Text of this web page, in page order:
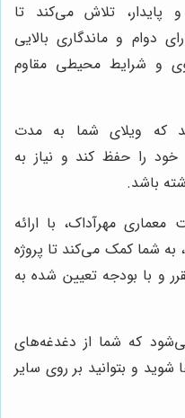
پایدار، تلاش می‌کند تا
دوام و ماندگاری بالایی
و شرایط محیطی مقاوم
که ویلای شما به مدت
خود را حفظ کند و نیاز به
باشد.
معماری مهرآداک، با ارائه
به شما کمک می‌کند تا پروژه
و با بودجه تعیین شده به
که شما از دغدغه‌های
و بتوانید بر روی سایر